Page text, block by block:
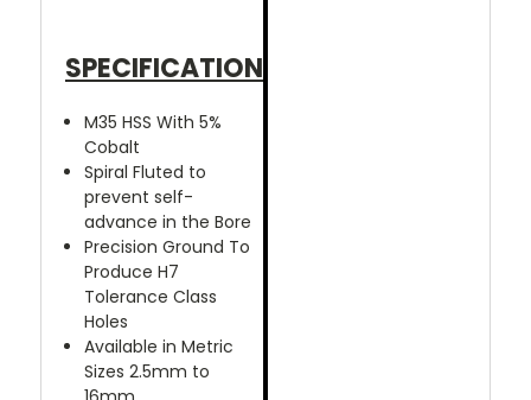
SPECIFICATION
M35 HSS With 5%
Cobalt
Spiral Fluted to
prevent self-
advance in the Bore
Precision Ground To
Produce H7
Tolerance Class
Holes
Available in Metric
Sizes 2.5mm to